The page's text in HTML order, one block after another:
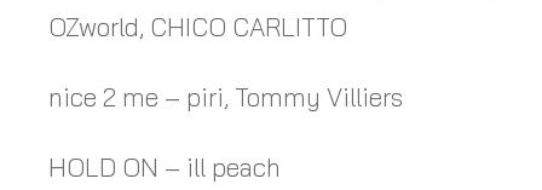
OZworld, CHICO CARLITTO
nice 2 me – piri, Tommy Villiers
HOLD ON – ill peach